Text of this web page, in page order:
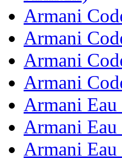
Armani
Armani
Armani
Armani
Armani
Armani
Armani